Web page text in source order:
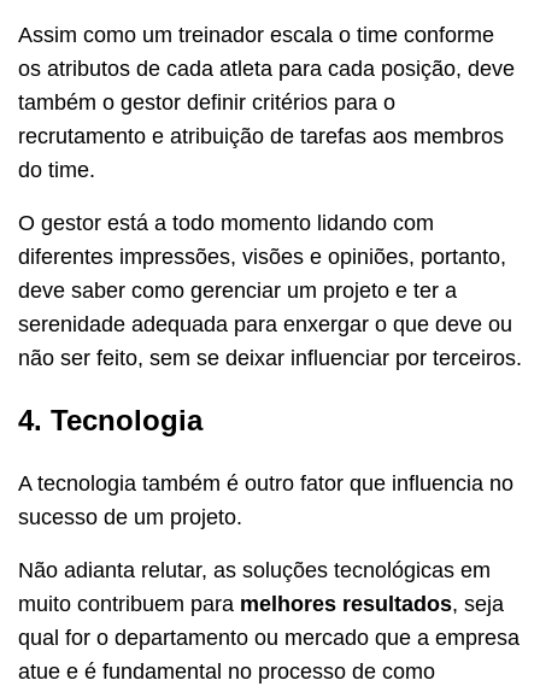
Assim como um treinador escala o time conforme
os atributos de cada atleta para cada posição, deve
também o gestor definir critérios para o
recrutamento e atribuição de tarefas aos membros
do time.
O gestor está a todo momento lidando com
diferentes impressões, visões e opiniões, portanto,
deve saber como gerenciar um projeto e ter a
serenidade adequada para enxergar o que deve ou
não ser feito, sem se deixar influenciar por terceiros.
4. Tecnologia
A tecnologia também é outro fator que influencia no
sucesso de um projeto.
Não adianta relutar, as soluções tecnológicas em
muito contribuem para melhores resultados, seja
qual for o departamento ou mercado que a empresa
atue e é fundamental no processo de como